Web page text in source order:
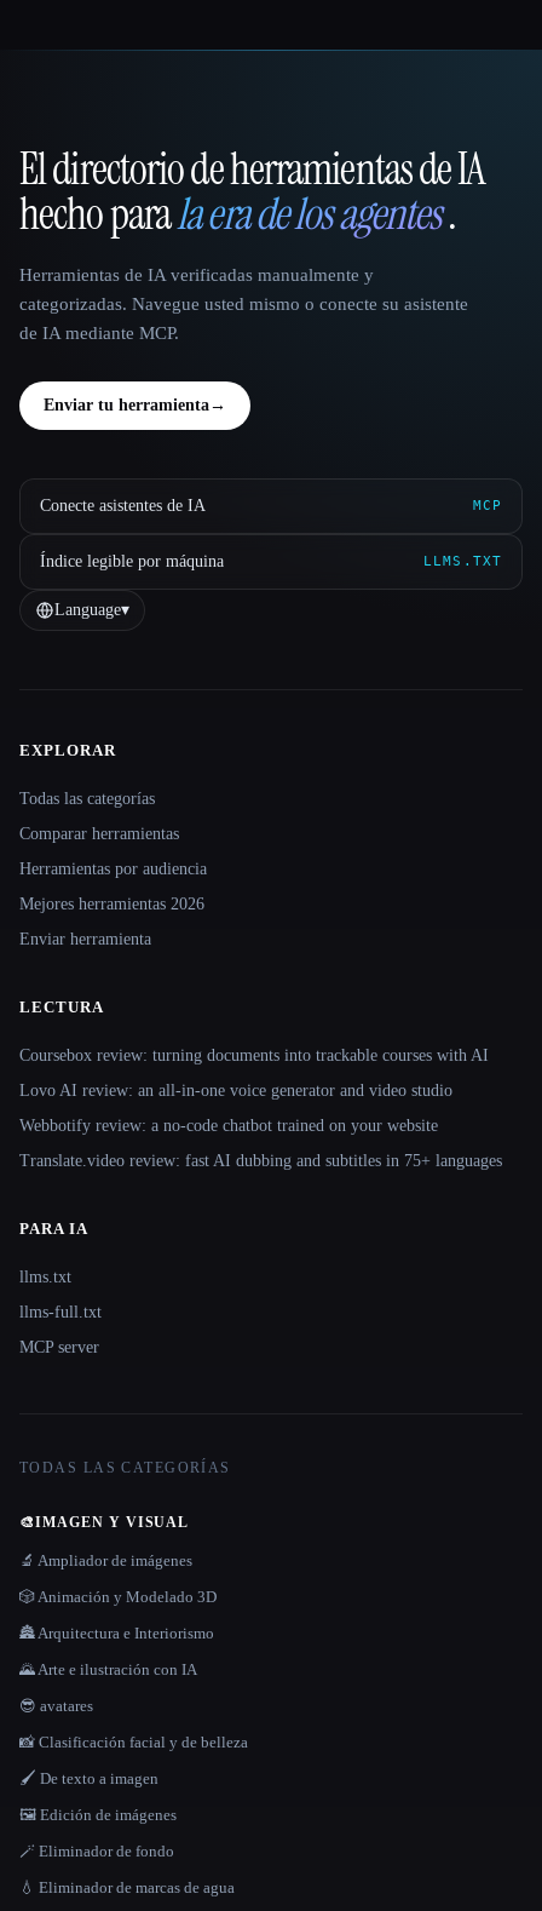
That AI Collection
El directorio de herramientas de IA
hecho parala era de los agentes.
Herramientas de IA verificadas manualmente y
categorizadas. Navegue usted mismo o conecte su asistente
de IA mediante MCP.
Enviar tu herramienta→
Conecte asistentes de IA MCP
Índice legible por máquina LLMS.TXT
Language▾
Site navigation
EXPLORAR
Todas las categorías
Comparar herramientas
Herramientas por audiencia
Mejores herramientas 2026
Enviar herramienta
LECTURA
Coursebox review: turning documents into trackable courses with AI
Lovo AI review: an all-in-one voice generator and video studio
Webbotify review: a no-code chatbot trained on your website
Translate.video review: fast AI dubbing and subtitles in 75+ languages
PARA IA
llms.txt
llms-full.txt
MCP server
TODAS LAS CATEGORÍAS
🎨IMAGEN Y VISUAL
🔬 Ampliador de imágenes
🎲 Animación y Modelado 3D
🏯 Arquitectura e Interiorismo
🌄 Arte e ilustración con IA
😎 avatares
📸 Clasificación facial y de belleza
🖌️ De texto a imagen
🖼️ Edición de imágenes
🪄 Eliminador de fondo
💧 Eliminador de marcas de agua